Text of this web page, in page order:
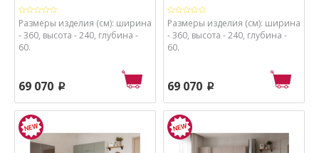
Размеры изделия (см): ширина
- 360, высота - 240, глубина -
60.
69 070 p
Размеры изделия (см): ширина
- 360, высота - 240, глубина -
60.
69 070 p